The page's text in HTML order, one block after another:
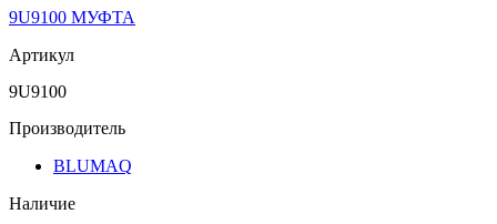
9U9100 МУФТА
Артикул
9U9100
Производитель
BLUMAQ
Наличие